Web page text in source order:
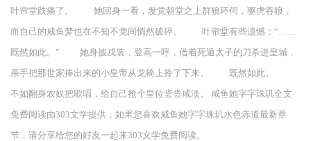
叶帘堂跌痛了。 她回身一看，发觉朝堂之上群狼环伺，驱虎吞狼，
而自己的咸鱼梦也在不知不觉间悄然破碎。 叶帘堂有些遗憾：“……
既然如此。” 她身披戎装，登高一呼，借着死遁太子的刀杀进皇城，
亲手把那世家捧出来的小皇帝从龙椅上拎了下来。 既然如此。
不如翻身农奴把歌唱，给自己抢个皇位尝尝咸淡。 咸鱼她字字珠玑全文
免费阅读由303文学提供，如果您喜欢咸鱼她字字珠玑水色赤道最新章
节，请分享给您的好友一起来303文学免费阅读。